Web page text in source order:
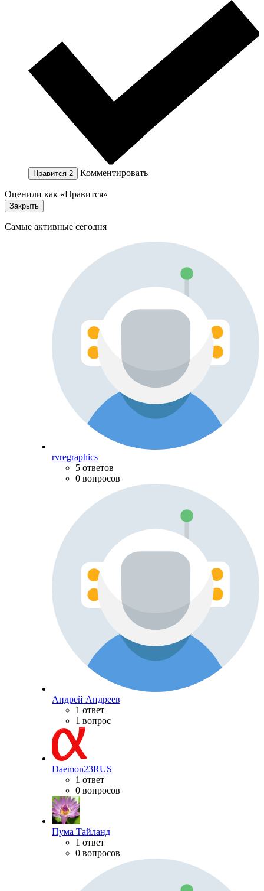
Нравится 2 Комментировать
Оценили как «Нравится»
Закрыть
Самые активные сегодня
rvregraphics
5 ответов
0 вопросов
Андрей Андреев
1 ответ
1 вопрос
Daemon23RUS
1 ответ
0 вопросов
Пума Тайланд
1 ответ
0 вопросов